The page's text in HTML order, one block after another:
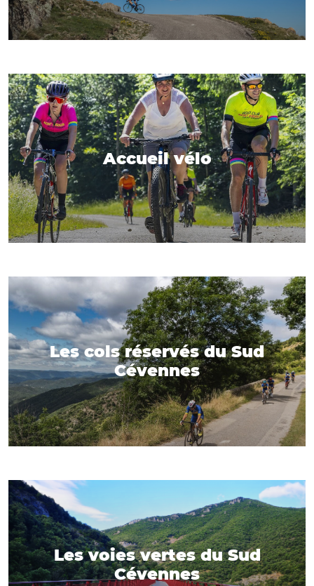
Accueil vélo
Les cols réservés du Sud
Cévennes
Les voies vertes du Sud
Cévennes